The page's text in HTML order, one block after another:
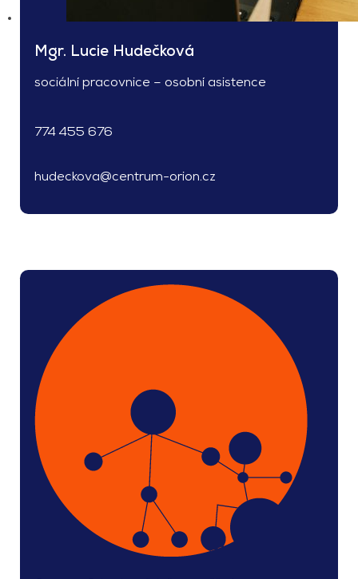
Mgr. Lucie Hudečková
sociální pracovnice – osobní asistence
774 455 676
hudeckova@centrum-orion.cz